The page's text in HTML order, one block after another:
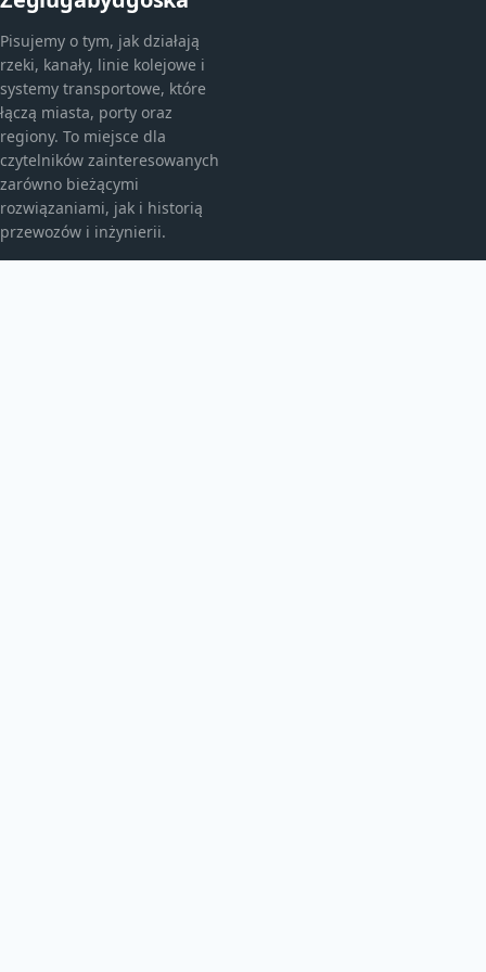
Pisujemy o tym, jak działają
rzeki, kanały, linie kolejowe i
systemy transportowe, które
łączą miasta, porty oraz
regiony. To miejsce dla
czytelników zainteresowanych
zarówno bieżącymi
rozwiązaniami, jak i historią
przewozów i inżynierii.